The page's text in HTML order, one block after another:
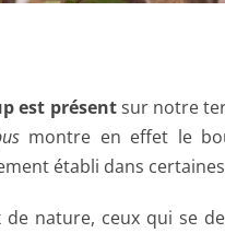
est présentsur notre
montre en effet le
établi dans certaines
nature, ceux qui se